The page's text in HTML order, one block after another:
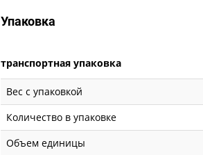
Упаковка
транспортная упаковка
Вес с упаковкой
Количество в упаковке
Объем единицы